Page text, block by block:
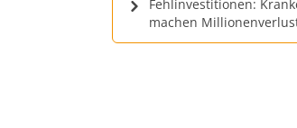
Fehlinvestitionen:
machen